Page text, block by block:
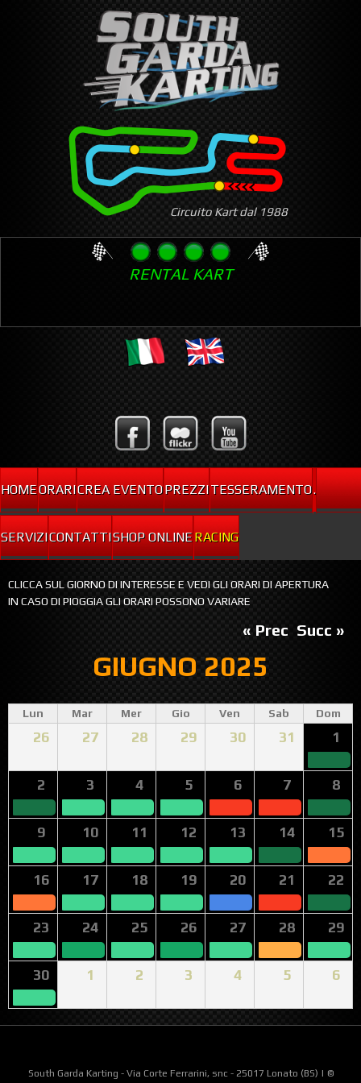
Skip
to
main
content
Circuito Kart dal 1988
RENTAL KART
HOMEORARICREA EVENTOPREZZITESSERAMENTO.
SERVIZICONTATTISHOP ONLINERACING
CLICCA SUL GIORNO DI INTERESSE E VEDI GLI ORARI DI APERTURA
IN CASO DI PIOGGIA GLI ORARI POSSONO VARIARE
GIUGNO 2025
« Prec Succ »
Lun Mar Mer Gio Ven Sab Dom
26 27 28 29 30 31 1
2 3 4 5 6 7 8
9 10 11 12 13 14 15
16 17 18 19 20 21 22
23 24 25 26 27 28 29
30 1 2 3 4 5 6
South Garda Karting - Via Corte Ferrarini, snc - 25017 Lonato (BS) | ©